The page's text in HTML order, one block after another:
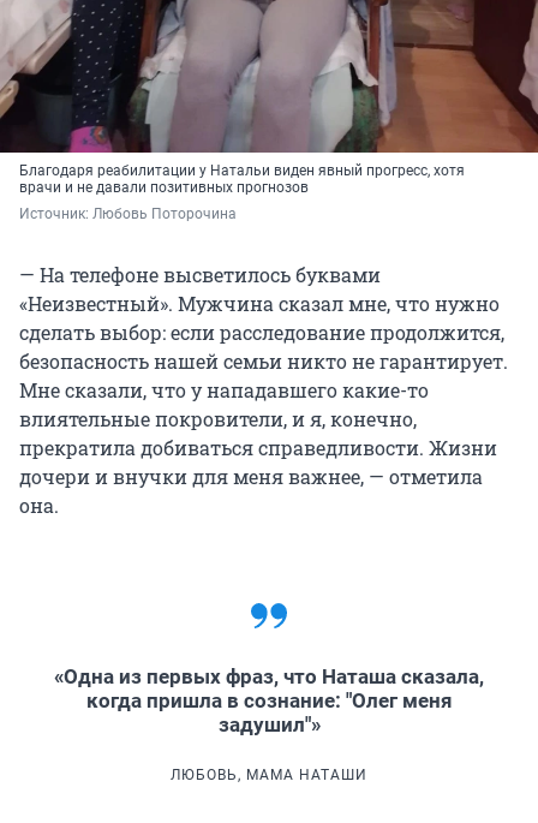
Благодаря реабилитации у Натальи виден явный прогресс, хотя
врачи и не давали позитивных прогнозов
Источник: Любовь Поторочина
— На телефоне высветилось буквами
«Неизвестный». Мужчина сказал мне, что нужно
сделать выбор: если расследование продолжится,
безопасность нашей семьи никто не гарантирует.
Мне сказали, что у нападавшего какие-то
влиятельные покровители, и я, конечно,
прекратила добиваться справедливости. Жизни
дочери и внучки для меня важнее, — отметила
она.
«Одна из первых фраз, что Наташа сказала,
когда пришла в сознание: "Олег меня
задушил"»
ЛЮБОВЬ, МАМА НАТАШИ